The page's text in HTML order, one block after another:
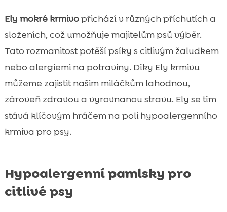
Ely mokré krmivopřichází v různých příchutích a
složeních, což umožňuje majitelům psů výběr.
Tato rozmanitost potěší psíky s citlivým žaludkem
nebo alergiemi na potraviny. Díky Ely krmivu
můžeme zajistit našim miláčkům lahodnou,
zároveň zdravou a vyrovnanou stravu. Ely se tím
stává klíčovým hráčem na poli hypoalergenního
krmiva pro psy.
Hypoalergenní pamlsky pro
citlivé psy